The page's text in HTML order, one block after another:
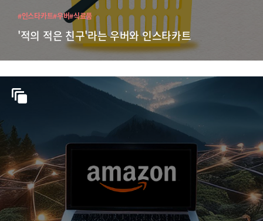
'적의 적은 친구'라는 우버와 인스타카트
#인스타카트#우버#식료품